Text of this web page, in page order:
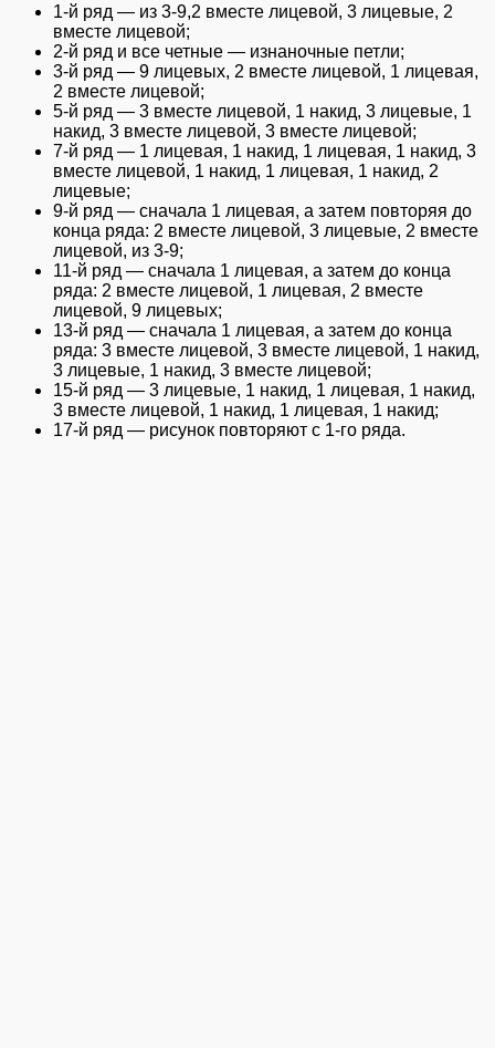
1-й ряд — из 3-9,2 вместе лицевой, 3 лицевые, 2
вместе лицевой;
2-й ряд и все четные — изнаночные петли;
3-й ряд — 9 лицевых, 2 вместе лицевой, 1 лицевая,
2 вместе лицевой;
5-й ряд — 3 вместе лицевой, 1 накид, 3 лицевые, 1
накид, 3 вместе лицевой, 3 вместе лицевой;
7-й ряд — 1 лицевая, 1 накид, 1 лицевая, 1 накид, 3
вместе лицевой, 1 накид, 1 лицевая, 1 накид, 2
лицевые;
9-й ряд — сначала 1 лицевая, а затем повторяя до
конца ряда: 2 вместе лицевой, 3 лицевые, 2 вместе
лицевой, из 3-9;
11-й ряд — сначала 1 лицевая, а затем до конца
ряда: 2 вместе лицевой, 1 лицевая, 2 вместе
лицевой, 9 лицевых;
13-й ряд — сначала 1 лицевая, а затем до конца
ряда: 3 вместе лицевой, 3 вместе лицевой, 1 накид,
3 лицевые, 1 накид, 3 вместе лицевой;
15-й ряд — 3 лицевые, 1 накид, 1 лицевая, 1 накид,
3 вместе лицевой, 1 накид, 1 лицевая, 1 накид;
17-й ряд — рисунок повторяют с 1-го ряда.